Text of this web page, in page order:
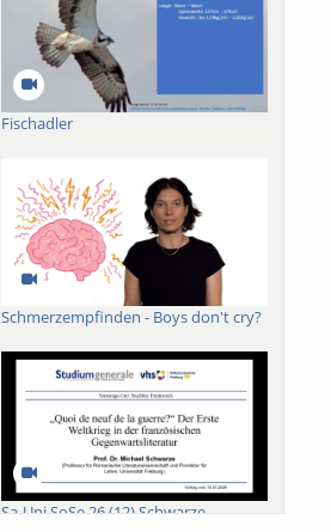
Fischadler
Schmerzempfinden - Boys don't cry?
Sa-Uni SoSe 26 (12) Schwarze